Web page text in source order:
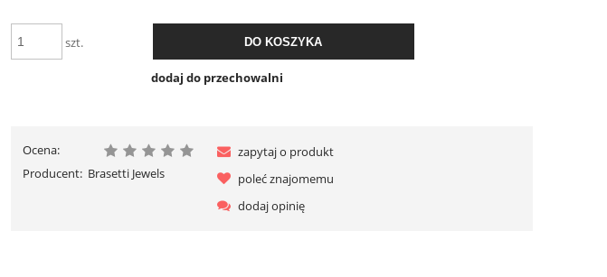
szt. DO KOSZYKA
dodaj do przechowalni
Ocena:
Producent: Brasetti Jewels
zapytaj o produkt
poleć znajomemu
dodaj opinię